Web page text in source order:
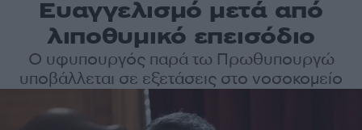
Ευαγγελισμό μετά από
λιποθυμικό επεισόδιο
Ο υφυπουργός παρά τω Πρωθυπουργώ
υποβάλλεται σε εξετάσεις στο νοσοκομείο